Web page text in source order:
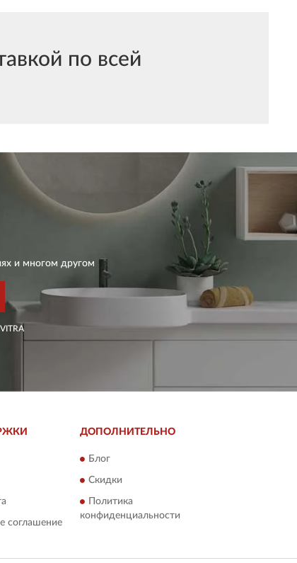
по всей
и многом другом
VITRA
соглашение
ДОПОЛНИТЕЛЬНО
Блог
Скидки
Политика
конфиденциальности